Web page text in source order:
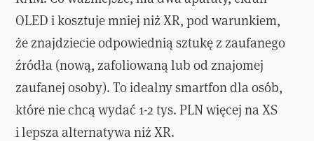
OLED i kosztuje mniej niż XR, pod warunkiem,
że znajdziecie odpowiednią sztukę z zaufanego
źródła (nową, zafoliowaną lub od znajomej
zaufanej osoby). To idealny smartfon dla osób,
które nie chcą wydać 1-2 tys. PLN więcej na XS
i lepsza alternatywa niż XR.